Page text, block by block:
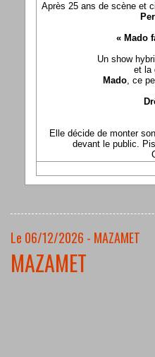
Après 25 ans de scène et
« Mado
Un show
et la
Mado, ce
Elle décide de monter
devant le public.
Le 06/12/2026 - MAZAMET
MAZAMET